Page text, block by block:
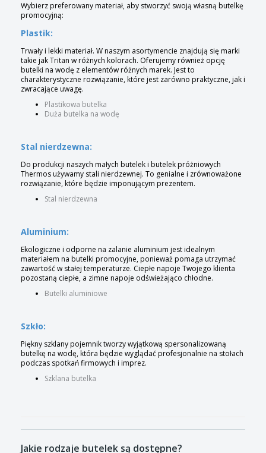
Wybierz preferowany materiał, aby stworzyć swoją własną butelkę
promocyjną:
Plastik:
Trwały i lekki materiał. W naszym asortymencie znajdują się marki
takie jak Tritan w różnych kolorach. Oferujemy również opcję
butelki na wodę z elementów różnych marek. Jest to
charakterystyczne rozwiązanie, które jest zarówno praktyczne, jak i
zwracające uwagę.
Plastikowa butelka
Duża butelka na wodę
Stal nierdzewna:
Do produkcji naszych małych butelek i butelek próżniowych
Thermos używamy stali nierdzewnej. To genialne i zrównoważone
rozwiązanie, które będzie imponującym prezentem.
Stal nierdzewna
Aluminium:
Ekologiczne i odporne na zalanie aluminium jest idealnym
materiałem na butelki promocyjne, ponieważ pomaga utrzymać
zawartość w stałej temperaturze. Ciepłe napoje Twojego klienta
pozostaną ciepłe, a zimne napoje odświeżająco chłodne.
Butelki aluminiowe
Szkło:
Piękny szklany pojemnik tworzy wyjątkową spersonalizowaną
butelkę na wodę, która będzie wyglądać profesjonalnie na stołach
podczas spotkań firmowych i imprez.
Szklana butelka
Jakie rodzaje butelek są dostępne?